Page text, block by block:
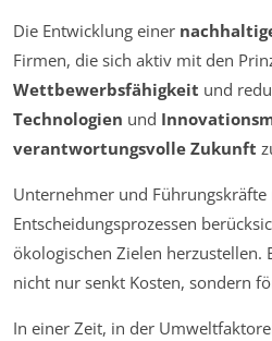
Die Entwicklung einer
Firmen, die sich aktiv mit den
Wettbewerbsfähigkeit und
Technologien und
verantwortungsvolle Zukunft
Unternehmer und
Entscheidungsprozessen
ökologischen Zielen herzustellen.
nicht nur senkt Kosten, sondern
In einer Zeit, in der